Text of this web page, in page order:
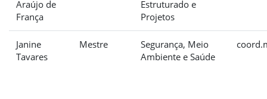
Araújo de
França
Estruturado e
Projetos
Janine
Tavares
Mestre
Segurança, Meio
Ambiente e Saúde